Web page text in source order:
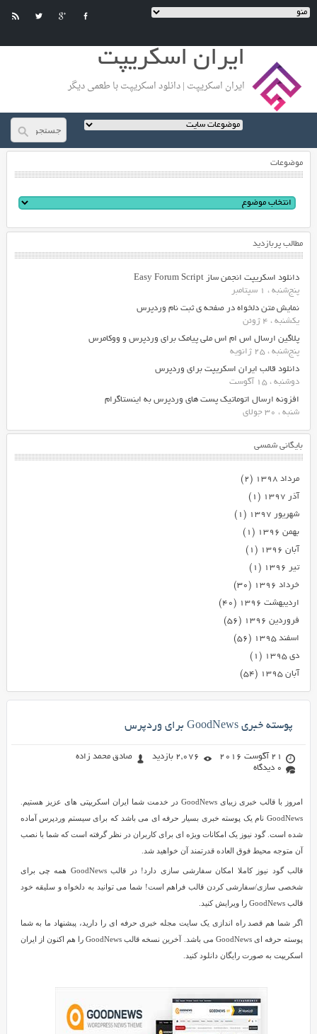
ایران اسکریپت
ایران اسکریپت | دانلود اسکریپت با طعمی دیگر
موضوعات
مطالب پربازدید
دانلود اسکریپت انجمن ساز Easy Forum Script
پنج‌شنبه ، 1 سپتامبر
نمایش متن دلخواه در صفحه ی ثبت نام وردپرس
یکشنبه ، 4 ژوئن
پلاگین ارسال اس ام اس ملی پیامک برای وردپرس و ووکامرس
پنج‌شنبه ، 25 ژانویه
دانلود قالب ایران اسکریپت برای وردپرس
دوشنبه ، 15 آگوست
افزونه ارسال اتوماتیک پست های وردپرس به اینستاگرام
شنبه ، 30 جولای
بایگانی شمسی
مرداد ۱۳۹۸
(۲)
آذر ۱۳۹۷
(۱)
شهریور ۱۳۹۷
(۱)
بهمن ۱۳۹۶
(۱)
آبان ۱۳۹۶
(۱)
تیر ۱۳۹۶
(۱)
خرداد ۱۳۹۶
(۳۰)
اردیبهشت ۱۳۹۶
(۴۰)
فروردین ۱۳۹۶
(۵۶)
اسفند ۱۳۹۵
(۵۶)
دی ۱۳۹۵
(۱)
آبان ۱۳۹۵
(۵۴)
پوسته خبری GoodNews برای وردپرس
21 آگوست 2016 2,076 بازدید
صادق محمد زاده
0 دیدگاه
امروز با قالب خبری زیبای GoodNews در خدمت شما ایران اسکریپتی های عزیز هستیم.
GoodNews نام یک پوسته خبری بسیار حرفه ای می باشد که برای سیستم وردپرس آماده
شده است. گود نیوز یک امکانات ویژه ای برای کاربران در نظر گرفته است که شما با نصب
آن متوجه محیط فوق العاده قدرتمند آن خواهید شد.
قالب گود نیوز کاملا امکان سفارشی سازی دارد! در قالب GoodNews همه چی برای
شخصی سازی/سفارشی کردن قالب فراهم است! شما می توانید به دلخواه و سلیقه خود
قالب GoodNews را ویرایش کنید.
اگر شما هم قصد راه اندازی یک سایت مجله خبری حرفه ای را دارید، پبشنهاد ما به شما
پوسته حرفه ای GoodNews می باشد. آخرین نسخه قالب GoodNews را هم اکنون از ایران
اسکریپت به صورت رایگان دانلود کنید.